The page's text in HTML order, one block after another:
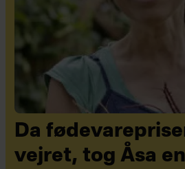
Da
vejret, tog Åsa en